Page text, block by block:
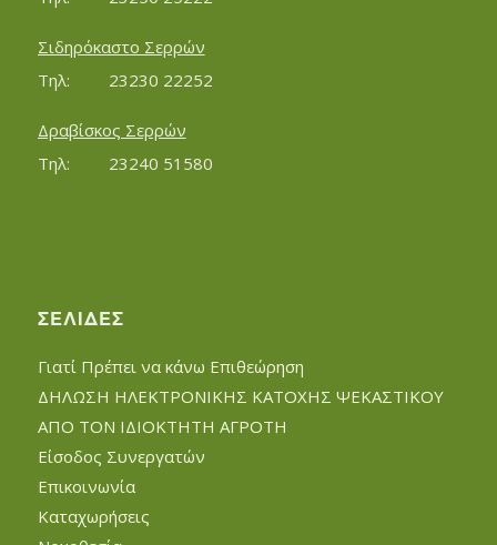
Σιδηρόκαστο Σερρών
Τηλ:		23230 22252
Δραβίσκος Σερρών
Τηλ:		23240 51580
ΣΕΛΊΔΕΣ
Γιατί Πρέπει να κάνω Επιθεώρηση
ΔΗΛΩΣΗ ΗΛΕΚΤΡΟΝΙΚΗΣ ΚΑΤΟΧΗΣ ΨΕΚΑΣΤΙΚΟΥ
ΑΠΟ ΤΟΝ ΙΔΙΟΚΤΗΤΗ ΑΓΡΟΤΗ
Είσοδος Συνεργατών
Επικοινωνία
Καταχωρήσεις